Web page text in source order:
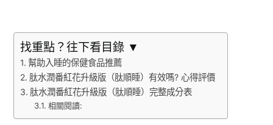
找重點？往下看目錄 ▼
幫助入睡的保健食品推薦
肽水潤番紅花升級版（肽順睡）有效嗎? 心得評價
肽水潤番紅花升級版（肽順睡）完整成分表
相關閱讀: